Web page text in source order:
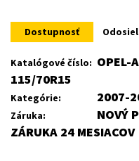
was:
164,54 €.
Dostupnosť
Katalógové číslo: OPEL-
115/70R15
Kategórie: 2007-
Záruka:
NOVÝ
ZÁRUKA 24 MESIACOV